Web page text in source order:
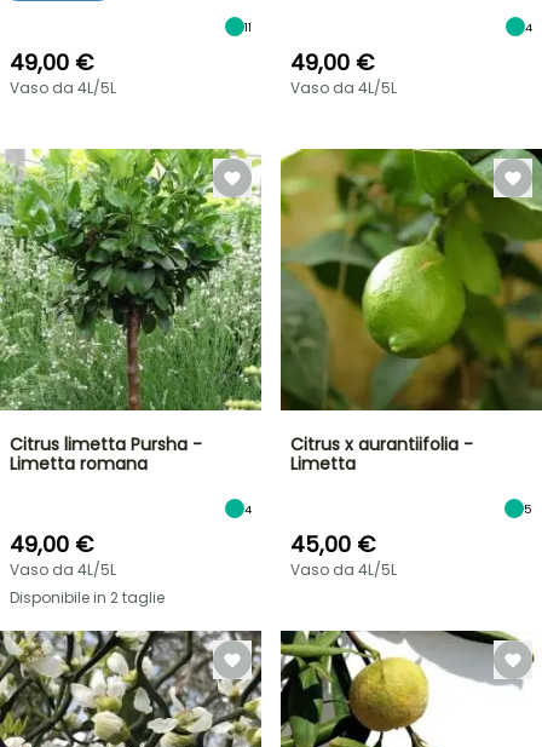
11
49,00 €
Vaso da 4L/5L
4
49,00 €
Vaso da 4L/5L
Citrus limetta Pursha -
Limetta romana
4
49,00 €
Vaso da 4L/5L
Disponibile in 2 taglie
Citrus x aurantiifolia -
Limetta
5
45,00 €
Vaso da 4L/5L